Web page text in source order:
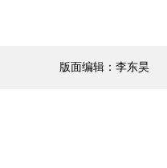
版面编辑：李东昊